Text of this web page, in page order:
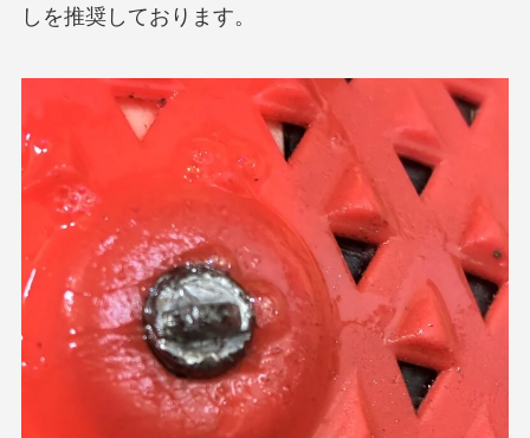
しを推奨しております。